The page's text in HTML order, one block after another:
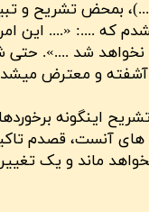
....)، بمحض تشریح و
که ....: «....
شد ....». حتی
آشفته و معترض
اینگونه
های آنست، قصدم
ماند و یک